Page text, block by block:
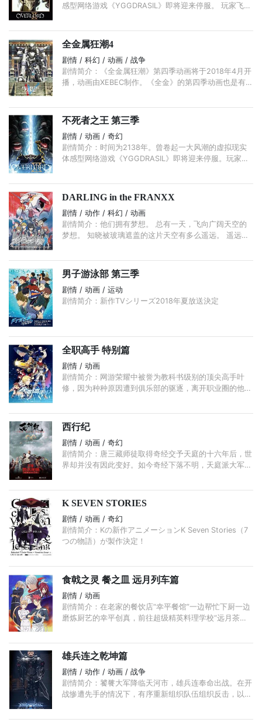
感型网络游戏《YGGDRASIL》即将迎来停服。 玩家飞鼠
全金属狂潮4
剧情 / 科幻 / 动画 / 战争
剧情简介：《全金属狂潮》第四季动画将于2018年4月开
播，动画由XEBEC制作。《全金》的第四季动画也是有生
不死者之王 第三季
剧情 / 动画 / 奇幻
剧情简介：时间为2138年。曾卷起一大风潮的虚拟现实
体感型网络游戏《YGGDRASIL》即将迎来停服。玩家飞
DARLING in the FRANXX
剧情 / 动作 / 科幻 / 动画
剧情简介：他们拥有梦想。 总有一天，飞向广阔天空的
梦想。 知晓被玻璃遮盖的这片天空有多么遥远。 遥远的
男子游泳部 第三季
剧情 / 动画 / 运动
剧情简介：新作TVシリーズ2018年夏放送決定
全职高手 特别篇
剧情 / 动画
剧情简介：网游荣耀中被誉为教科书级别的顶尖高手叶
修，因为种种原因遭到俱乐部的驱逐，离开职业圈的他寄
西行纪
剧情 / 动画 / 奇幻
剧情简介：唐三藏师徒取得奇经交予天庭的十六年后，世
界却并没有因此变好。如今奇经下落不明，天庭派大军大
K SEVEN STORIES
剧情 / 动画 / 奇幻
剧情简介：Kの新作アニメーションK Seven Stories（7
つの物語）が製作決定！
食戟之灵 餐之皿 远月列车篇
剧情 / 动画
剧情简介：在老家的餐饮店“幸平餐馆”一边帮忙下厨一边
磨炼厨艺的幸平创真，前往超级精英料理学校“远月茶寮
理”。 ...
雄兵连之乾坤篇
剧情 / 动作 / 动画 / 战争
剧情简介：饕餮大军降临天河市，雄兵连奉命出战。在开
战惨遭先手的情况下，有序重新组织队伍组织反击，以南